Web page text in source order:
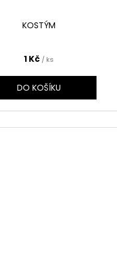
KOSTÝM
1 Kč / ks
DO KOŠÍKU